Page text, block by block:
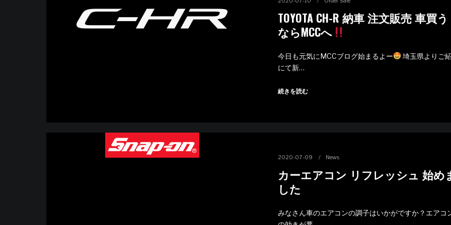
TOYOTA CH-R 納車 注文販売 車買う
ならMCCへ
今日も元気にMCCブログ始まるよー
埼玉県よりご
にて新…
続きを読む
2020-07-09 News
カーエアコン リフレッシュ 始め
した
みなさん車のエアコンの調子はいかがですか？エアコ